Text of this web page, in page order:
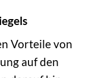
Vorteile von
auf den